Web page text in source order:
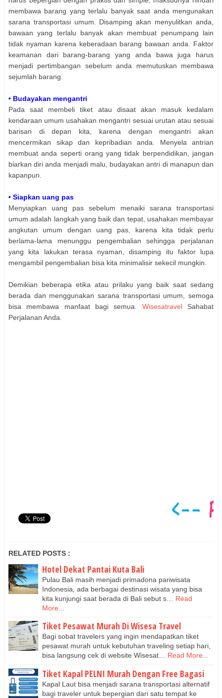
membawa barang yang terlalu banyak saat anda mengunakan
sarana transportasi umum. Disamping akan menyulitkan anda,
bawaan yang terlalu banyak akan membuat penumpang lain
tidak nyaman karena keberadaan barang bawaan anda. Faktor
keamanan dari barang-barang yang anda bawa juga harus
menjadi pertimbangan sebelum anda memutuskan membawa
sejumlah barang.
• Budayakan mengantri
Pada saat membeli tiket atau disaat akan masuk kedalam
kendaraan umum usahakan mengantri sesuai urutan atau sesuai
barisan di depan kita, karena dengan mengantri akan
mencermikan sikap dan kepribadian anda. Menyela antrian
membuat anda seperti orang yang tidak berpendidikan, jangan
biarkan diri anda menjadi malu, budayakan antri di manapun dan
kapanpun.
• Siapkan uang pas
Menyiapkan uang pas sebelum menaiki sarana transportasi
umum adalah langkah yang baik dan tepat, usahakan membayar
angkutan umum dengan uang pas, karena kita tidak perlu
berlama-lama menunggu pengembalian sehingga perjalanan
yang kita lakukan terasa nyaman, disamping itu faktor lupa
mengambil pengembalian bisa kita minimalisir sekecil mungkin.
Demikian beberapa etika atau prilaku yang baik saat sedang
berada dan menggunakan sarana transportasi umum, semoga
bisa membawa manfaat bagi semua. WisesatravelSahabat
Perjalanan Anda.
RELATED POSTS :
Hotel Dekat Pantai Kuta Bali
Pulau Bali masih menjadi primadona pariwisata
Indonesia, ada berbagai destinasi wisata yang bisa
kita kunjungi saat berada di Bali sebut s…
Read
More...
Tiket Pesawat Murah Di Wisesa Travel
Bagi sobat travelers yang ingin mendapatkan tiket
pesawat murah untuk kebutuhan traveling setiap hari,
bisa langsung cek di website Wisesat…
Read More...
Tiket Kapal PELNI Murah Dengan Free Bagasi
Kapal Laut bisa menjadi sarana transportasi alternatif
bagi traveler untuk bepergian dari satu tempat ke